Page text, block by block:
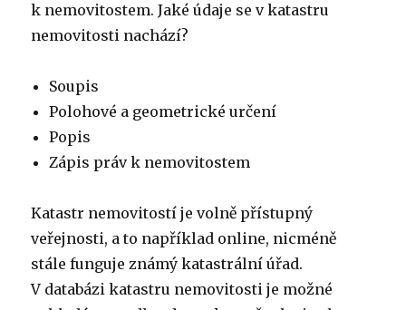
k nemovitostem. Jaké údaje se v katastru
nemovitosti nachází?
Soupis
Polohové a geometrické určení
Popis
Zápis práv k nemovitostem
Katastr nemovitostí je volně přístupný
veřejnosti, a to například online, nicméně
stále funguje známý katastrální úřad.
V databázi katastru nemovitosti je možné